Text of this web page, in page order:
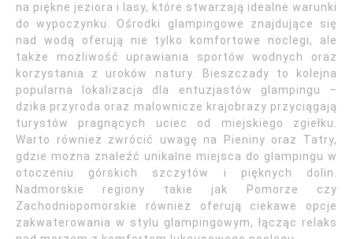
na piękne jeziora i lasy, które stwarzają idealne warunki
do wypoczynku. Ośrodki glampingowe znajdujące się
nad wodą oferują nie tylko komfortowe noclegi, ale
także możliwość uprawiania sportów wodnych oraz
korzystania z uroków natury. Bieszczady to kolejna
popularna lokalizacja dla entuzjastów glampingu –
dzika przyroda oraz malownicze krajobrazy przyciągają
turystów pragnących uciec od miejskiego zgiełku.
Warto również zwrócić uwagę na Pieniny oraz Tatry,
gdzie można znaleźć unikalne miejsca do glampingu w
otoczeniu górskich szczytów i pięknych dolin.
Nadmorskie regiony takie jak Pomorze czy
Zachodniopomorskie również oferują ciekawe opcje
zakwaterowania w stylu glampingowym, łącząc relaks